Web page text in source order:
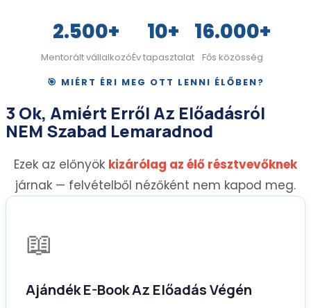
2.500+
Mentorált vállalkozó
10+
Év tapasztalat
16.000+
Fős közösség
🎯 MIÉRT ÉRI MEG OTT LENNI ÉLŐBEN?
3 Ok, Amiért Erről Az Előadásról
NEM Szabad Lemaradnod
Ezek az előnyök kizárólag az élő résztvevőknek
járnak — felvételből nézőként nem kapod meg.
📖
Ajándék E-Book Az Előadás Végén